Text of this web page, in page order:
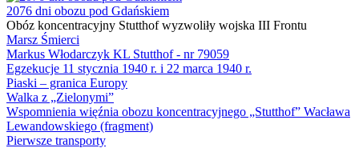
2076 dni obozu pod Gdańskiem
Obóz koncentracyjny Stutthof wyzwoliły wojska III Frontu
Marsz Śmierci
Markus Włodarczyk KL Stutthof - nr 79059
Egzekucje 11 stycznia 1940 r. i 22 marca 1940 r.
Piaski – granica Europy
Walka z „Zielonymi”
Wspomnienia więźnia obozu koncentracyjnego „Stutthof” Wacława
Lewandowskiego (fragment)
Pierwsze transporty